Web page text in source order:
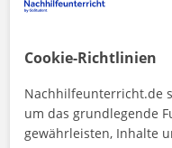
einem einfach
"Mathe-Tutorin, die aus
Rätsel macht. Willst du
Mein Name ist Jouri...
Cookie-Richtlinien
Nachhilfeunterricht.de
um das grundlegende
gewährleisten, Inhalte